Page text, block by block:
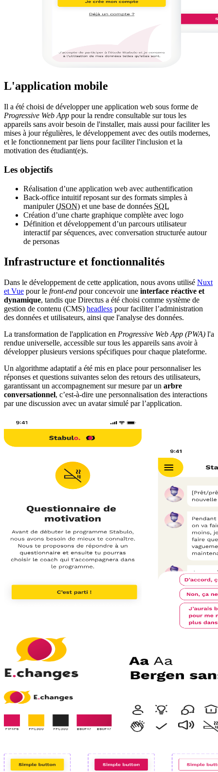
L'application mobile
Il a été choisi de développer une application web sous forme de
Progressive Web App pour la rendre consultable sur tous les
appareils sans avoir besoin de l'installer, mais aussi pour faciliter les
mises à jour régulières, le développement avec des outils modernes,
et le fonctionnement par liens pour faciliter l'inclusion et la
motivation des étudiant(e)s.
Les objectifs
Réalisation d’une application web avec authentification
Back-office intuitif reposant sur des formats simples à
manipuler (JSON) et une base de données SQL
Création d’une charte graphique complète avec logo
Définition et développement d’un parcours utilisateur
interactif par séquences, avec conversation structurée autour
de personas
Infrastructure et fonctionnalités
Dans le développement de cette application, nous avons utilisé Nuxt
et Vue pour le front-end pour concevoir une interface réactive et
dynamique, tandis que Directus a été choisi comme système de
gestion de contenu (CMS) headless pour faciliter l’administration
des données et utilisateurs, ainsi que l'analyse des données.
La transformation de l'application en Progressive Web App (PWA) l'a
rendue universelle, accessible sur tous les appareils sans avoir à
développer plusieurs versions spécifiques pour chaque plateforme.
Un algorithme adaptatif a été mis en place pour personnaliser les
réponses et questions suivantes selon des retours des utilisateurs,
garantissant un accompagnement sur mesure par un arbre
conversationnel, c’est-à-dire une personnalisation des interactions
par une discussion avec un avatar simulé par l’application.